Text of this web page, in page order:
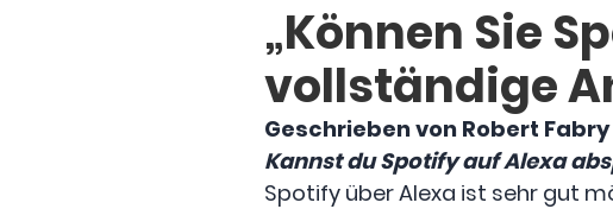
„Können Sie
vollständige
Geschrieben von Robert Fabry
Kannst du Spotify auf Alexa
Spotify über Alexa ist sehr gut